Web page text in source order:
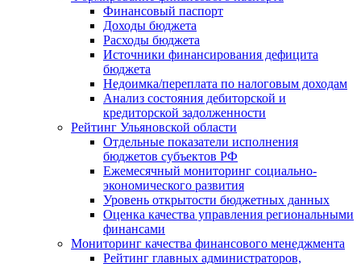
Финансовый паспорт
Доходы бюджета
Расходы бюджета
Источники финансирования дефицита
бюджета
Недоимка/переплата по налоговым доходам
Анализ состояния дебиторской и
кредиторской задолженности
Рейтинг Ульяновской области
Отдельные показатели исполнения
бюджетов субъектов РФ
Ежемесячный мониторинг социально-
экономического развития
Уровень открытости бюджетных данных
Оценка качества управления региональными
финансами
Мониторинг качества финансового менеджмента
Рейтинг главных администраторов,